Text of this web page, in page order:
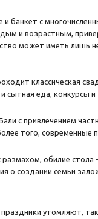
и банкет с
и возрастным,
может иметь лишь
классическая
сытная еда, конкурсы
с привлечением
того, современные
обилие стола
о создании семьи
утомляют,